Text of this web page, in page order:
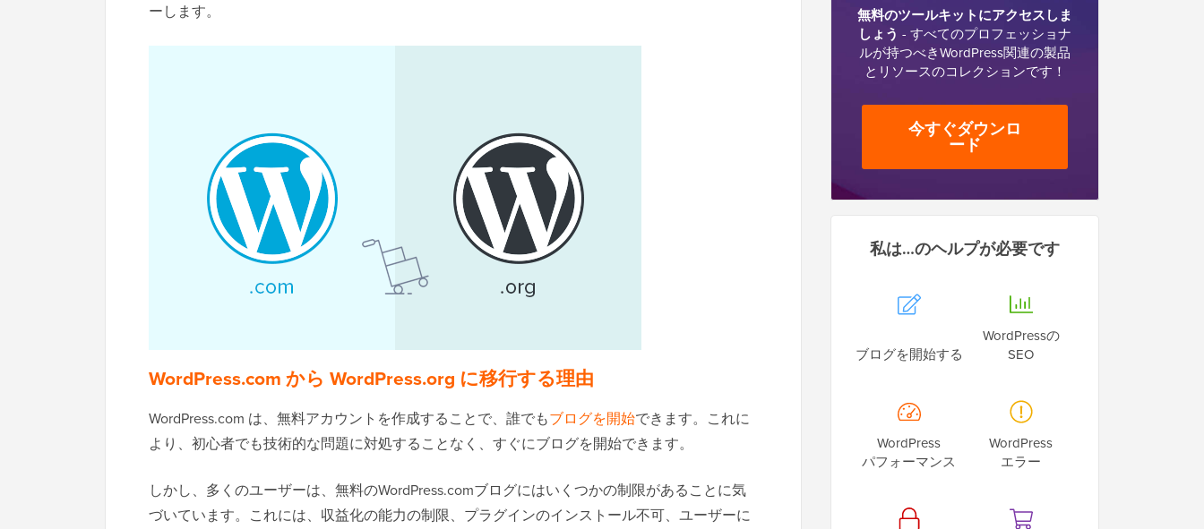
ーします。
WordPress.com から WordPress.org に移行する理由
WordPress.com は、無料アカウントを作成することで、誰でもブログを開始できます。これに
より、初心者でも技術的な問題に対処することなく、すぐにブログを開始できます。
しかし、多くのユーザーは、無料のWordPress.comブログにはいくつかの制限があることに気
づいています。これには、収益化の能力の制限、プラグインのインストール不可、ユーザーに
無料のツールキットにアクセスしま
しょう - すべてのプロフェッショナ
ルが持つべきWordPress関連の製品
とリソースのコレクションです！
今すぐダウンロ
ード
私は…のヘルプが必要です
ブログを開始する
WordPressの
SEO
WordPress
パフォーマンス
WordPress
エラー